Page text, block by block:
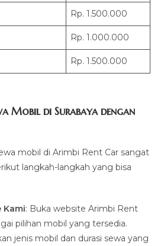
Rp. 1.500.000
Rp. 1.000.000
Rp. 1.500.000
Mobil di Surabaya dengan
mobil di Arimbi Rent Car sangat
langkah-langkah yang bisa
Kami: Buka website Arimbi Rent
pilihan mobil yang tersedia.
jenis mobil dan durasi sewa yang